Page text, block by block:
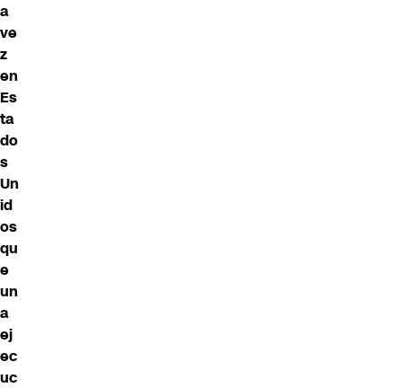
a
ve
z
en
Es
ta
do
s
Un
id
os
qu
e
un
a
ej
ec
uc